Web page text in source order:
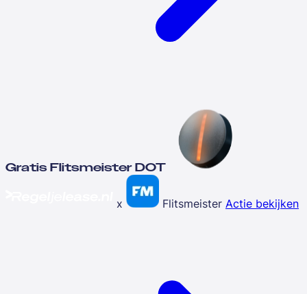
Gratis Flitsmeister DOT
x Flitsmeister Actie bekijken